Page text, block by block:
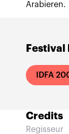
IDFA
Arabieren.
Credits
Regisseur